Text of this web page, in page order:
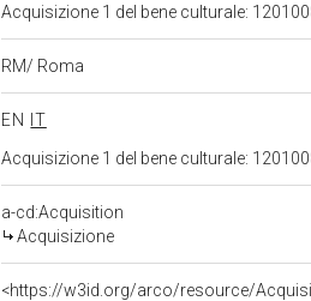
Acquisizione 1 del bene culturale:
RM/ Roma
EN
IT
Acquisizione 1 del bene culturale:
a-cd:Acquisition
Acquisizione
<https://w3id.org/arco/resource/